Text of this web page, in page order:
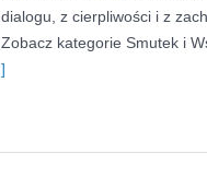
dialogu, z cierpliwości i z
Zobacz kategorie Smutek i
]